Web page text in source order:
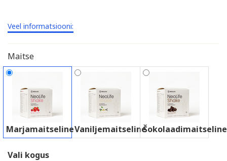
Veel informatsiooni:
Maitse
MarjamaitselineVaniljemaitselineŠokolaadimaitseline
Vali kogus